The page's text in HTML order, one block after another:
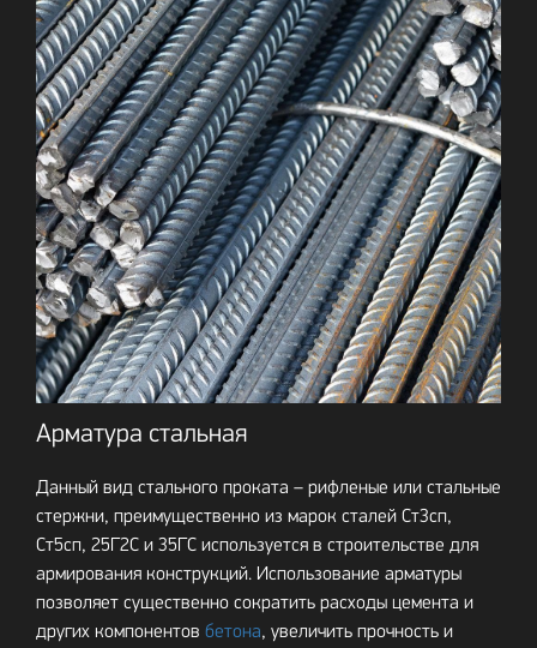
Арматура стальная
Данный вид стального проката – рифленые или стальные
стержни, преимущественно из марок сталей Ст3сп,
Ст5сп, 25Г2С и 35ГС используется в строительстве для
армирования конструкций. Использование арматуры
позволяет существенно сократить расходы цемента и
других компонентов бетона, увеличить прочность и